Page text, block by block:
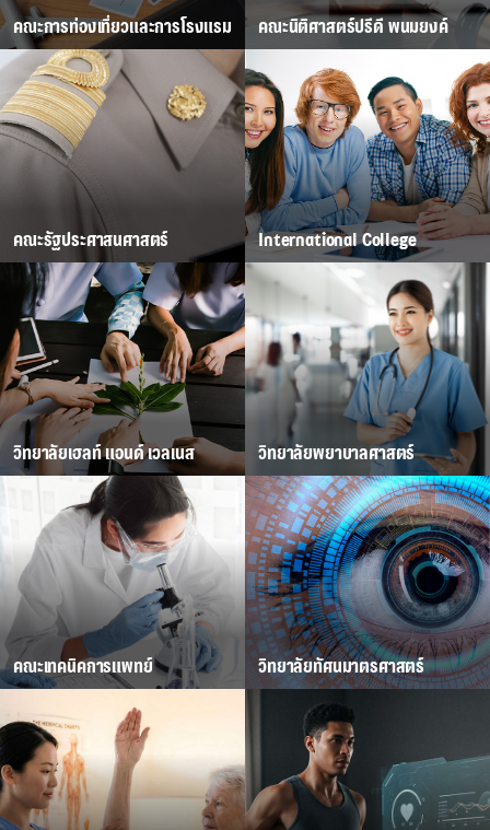
คณะการท่องเที่ยวและการโรงแรม คณะนิติศาสตร์ปรีดี พนมยงค์
คณะรัฐประศาสนศาสตร์ International College
วิทยาลัยเฮลท์ แอนด์ เวลเนส วิทยาลัยพยาบาลศาสตร์
คณะเทคนิคการแพทย์ วิทยาลัยทัศนมาตรศาสตร์